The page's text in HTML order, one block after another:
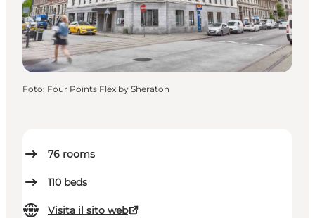
76 rooms
110 beds
Visita il sito web
Foto: Four Points Flex by Sheraton